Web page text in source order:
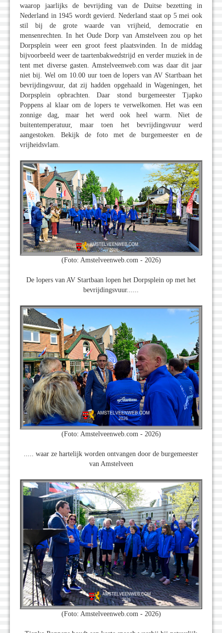
waarop jaarlijks de bevrijding van de Duitse bezetting in
Nederland in 1945 wordt gevierd. Nederland staat op 5 mei ook
stil bij de grote waarde van vrijheid, democratie en
mensenrechten. In het Oude Dorp van Amstelveen zou op het
Dorpsplein weer een groot feest plaatsvinden. In de middag
bijvoorbeeld weer de taartenbakwedstrijd en verder muziek in de
tent met diverse gasten. Amstelveenweb.com was daar dit jaar
niet bij. Wel om 10.00 uur toen de lopers van AV Startbaan het
bevrijdingsvuur, dat zij hadden opgehaald in Wageningen, het
Dorpsplein opbrachten. Daar stond burgemeester Tjapko
Poppens al klaar om de lopers te verwelkomen. Het was een
zonnige dag, maar het werd ook heel warm. Niet de
buitentemperatuur, maar toen het bevrijdingsvuur werd
aangestoken. Bekijk de foto met de burgemeester en de
vrijheidsvlam.
(Foto: Amstelveenweb.com - 2026)
De lopers van AV Startbaan lopen het Dorpsplein op met het
bevrijdingsvuur......
(Foto: Amstelveenweb.com - 2026)
..... waar ze hartelijk worden ontvangen door de burgemeester
van Amstelveen
(Foto: Amstelveenweb.com - 2026)